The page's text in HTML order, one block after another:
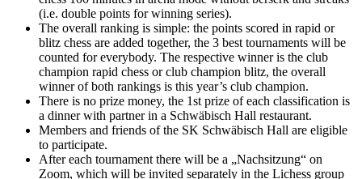
(i.e. double points for winning series).
The overall ranking is simple: the points scored in rapid or
blitz chess are added together, the 3 best tournaments will be
counted for everybody. The respective winner is the club
champion rapid chess or club champion blitz, the overall
winner of both rankings is this year’s club champion.
There is no prize money, the 1st prize of each classification is
a dinner with partner in a Schwäbisch Hall restaurant.
Members and friends of the SK Schwäbisch Hall are eligible
to participate.
After each tournament there will be a „Nachsitzung“ on
Zoom, which will be invited separately in the Lichess group